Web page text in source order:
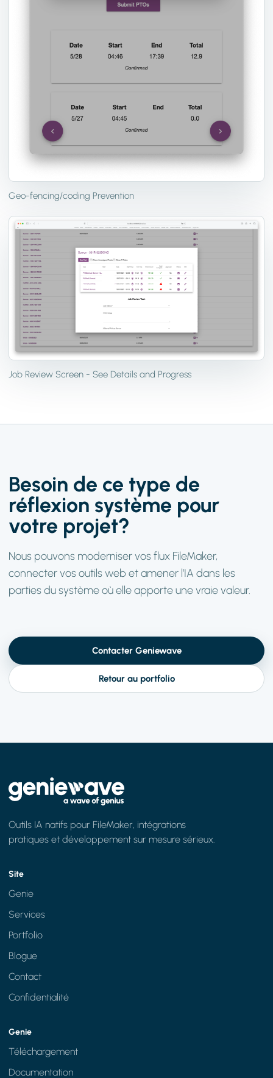
Geo-fencing/coding Prevention
Job Review Screen - See Details and Progress
Besoin de ce type de
réflexion système pour
votre projet?
Nous pouvons moderniser vos flux FileMaker,
connecter vos outils web et amener l’IA dans les
parties du système où elle apporte une vraie valeur.
Contacter Geniewave
Retour au portfolio
Outils IA natifs pour FileMaker, intégrations
pratiques et développement sur mesure sérieux.
Site
Genie
Services
Portfolio
Blogue
Contact
Confidentialité
Genie
Téléchargement
Documentation